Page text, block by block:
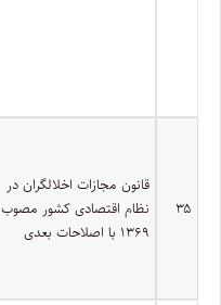
۳۵
قانون مجازات اخلالگران در
نظام اقتصادی کشور مصوب
۱۳۶۹ با اصلاحات بعدی